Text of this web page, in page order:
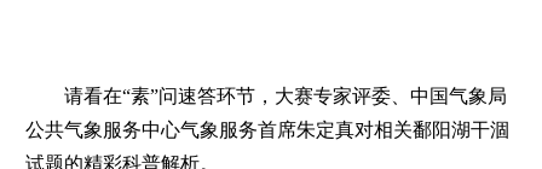
请看在“素”问速答环节，大赛专家评委、中国气象局
公共气象服务中心气象服务首席朱定真对相关鄱阳湖干涸
试题的精彩科普解析。